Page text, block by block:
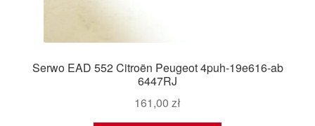
Serwo EAD 552 Citroën Peugeot 4puh-19e616-ab
6447RJ
161,00 zł